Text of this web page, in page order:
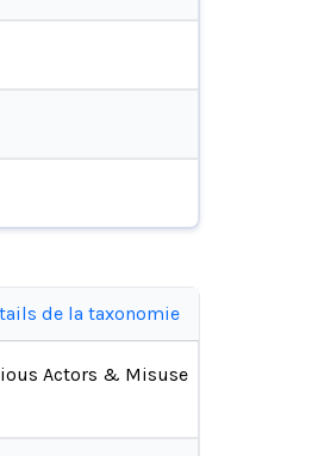
de la taxonomie
Actors & Misuse